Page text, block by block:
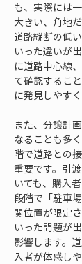
も、実際には
大きい、角地
道路縦断の低
いった違いが
に道路中心線
て確認するこ
に発見しやすく
また、分譲計
なることも多
階で道路との
重要です。引
いても、購入
段階で「駐車
関位置が限定
いった問題が
影響します。
入者が体感し